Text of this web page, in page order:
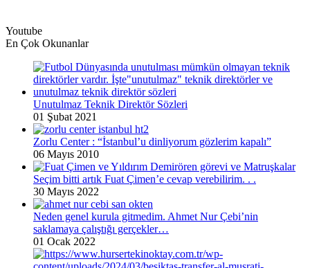
Youtube
En Çok Okunanlar
Unutulmaz Teknik Direktör Sözleri
01 Şubat 2021
Zorlu Center : “İstanbul’u dinliyorum gözlerim kapalı”
06 Mayıs 2010
Seçim bitti artık Fuat Çimen’e cevap verebilirim. . .
30 Mayıs 2022
Neden genel kurula gitmedim. Ahmet Nur Çebi’nin
saklamaya çalıştığı gerçekler…
01 Ocak 2022